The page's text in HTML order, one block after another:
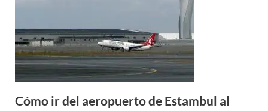
Cómo ir del aeropuerto de Estambul al